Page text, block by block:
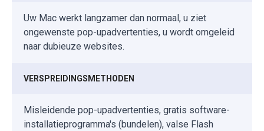
Uw Mac werkt langzamer dan normaal, u ziet
ongewenste pop-upadvertenties, u wordt omgeleid
naar dubieuze websites.
VERSPREIDINGSMETHODEN
Misleidende pop-upadvertenties, gratis software-
installatieprogramma's (bundelen), valse Flash